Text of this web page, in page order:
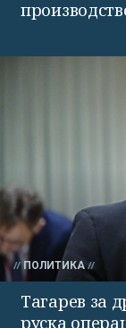
ПОЛИТИКА
Тагарев за
руска